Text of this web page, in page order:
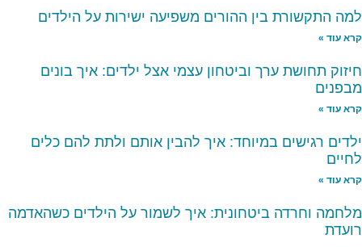
למה התקשורת בין ההורים משפיעה ישירות על הילדים
קרא עוד »
חיזוק תחושת ערך וביטחון עצמי אצל ילדים: איך בונים
מבפנים
קרא עוד »
ילדים רגישים במיוחד: איך להבין אותם ולתת להם כלים
לחיים
קרא עוד »
מלחמה וחרדה ביטחונית: איך לשמור על הילדים כשהאדמה
רועדת